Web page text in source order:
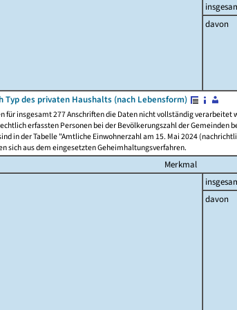
davon
Typ des privaten Haushalts (nach Lebensform)
für insgesamt 277 Anschriften die Daten nicht vollständig
erfassten Personen bei der Bevölkerungszahl der
in der Tabelle "Amtliche Einwohnerzahl am 15. Mai 2024
sich aus dem eingesetzten Geheimhaltungsverfahren.
Merkmal
davon